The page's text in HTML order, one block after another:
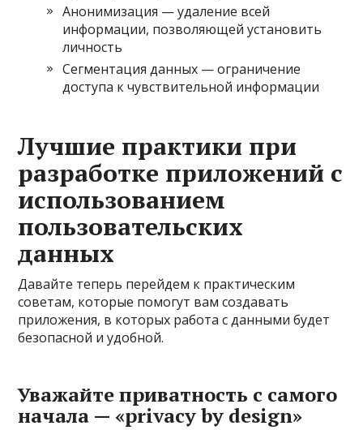
Анонимизация — удаление всей
информации, позволяющей установить
личность
Сегментация данных — ограничение
доступа к чувствительной информации
Лучшие практики при
разработке приложений с
использованием
пользовательских
данных
Давайте теперь перейдем к практическим
советам, которые помогут вам создавать
приложения, в которых работа с данными будет
безопасной и удобной.
Уважайте приватность с самого
начала — «privacy by design»